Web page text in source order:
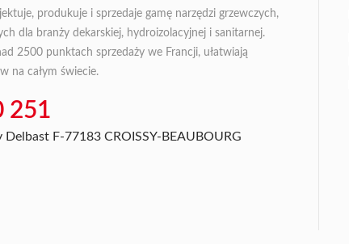
produkuje i sprzedaje gamę narzędzi grzewczych,
dla branży dekarskiej, hydroizolacyjnej i sanitarnej.
2500 punktach sprzedaży we Francji, ułatwiają
na całym świecie.
251
F-77183 CROISSY-BEAUBOURG